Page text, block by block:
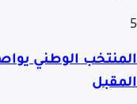
5
المنتخب الوطني
المقبل